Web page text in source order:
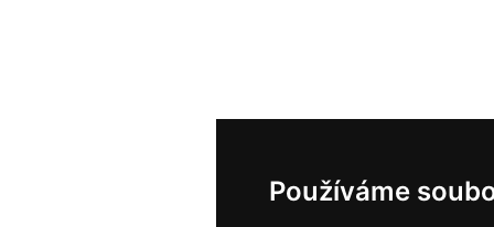
Používáme